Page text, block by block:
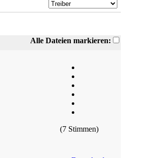
Alle Dateien markieren:
(7 Stimmen)